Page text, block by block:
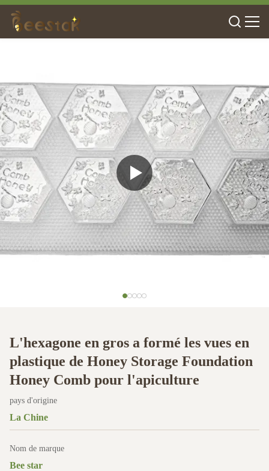
L'hexagone en gros a formé les vues en
plastique de Honey Storage Foundation
Honey Comb pour l'apiculture
pays d'origine
La Chine
Nom de marque
Bee star